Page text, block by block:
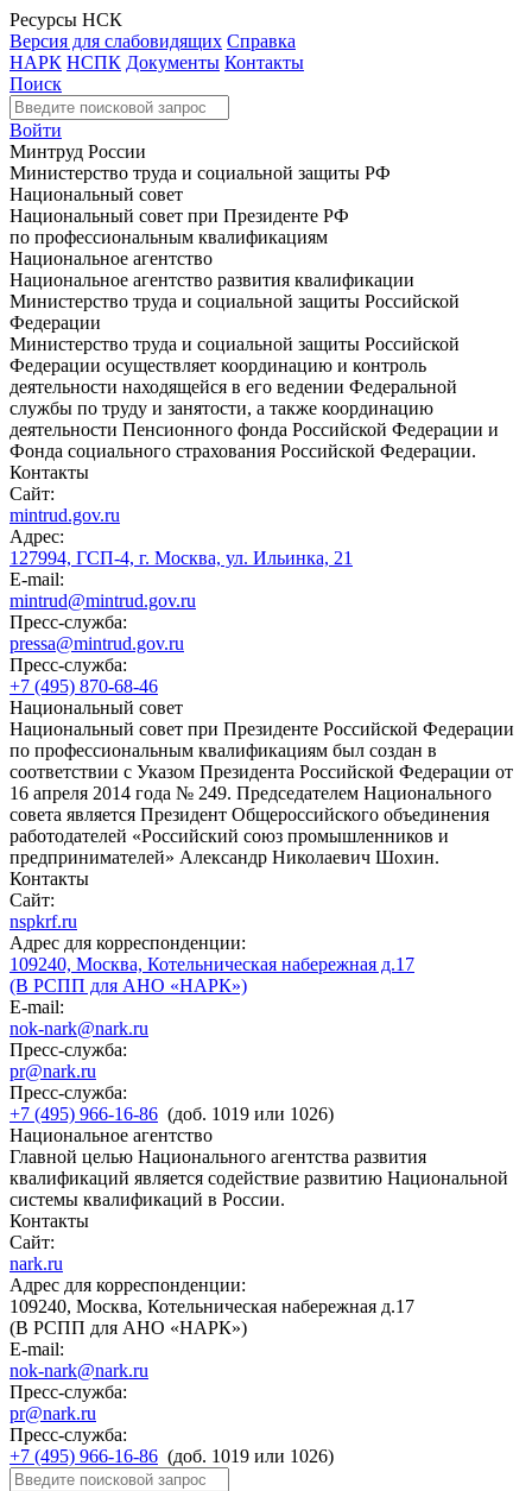
Ресурсы НСК
Версия для слабовидящих Справка
НАРК НСПК Документы Контакты
Поиск
Войти
Минтруд России
Министерство труда и социальной защиты РФ
Национальный совет
Национальный совет при Президенте РФ
по профессиональным квалификациям
Национальное агентство
Национальное агентство развития квалификации
Министерство труда и социальной защиты Российской
Федерации
Министерство труда и социальной защиты Российской
Федерации осуществляет координацию и контроль
деятельности находящейся в его ведении Федеральной
службы по труду и занятости, а также координацию
деятельности Пенсионного фонда Российской Федерации и
Фонда социального страхования Российской Федерации.
Контакты
Сайт:
mintrud.gov.ru
Адрес:
127994, ГСП-4, г. Москва, ул. Ильинка, 21
E-mail:
mintrud@mintrud.gov.ru
Пресс-служба:
pressa@mintrud.gov.ru
Пресс-служба:
+7 (495) 870-68-46
Национальный совет
Национальный совет при Президенте Российской Федерации
по профессиональным квалификациям был создан в
соответствии с Указом Президента Российской Федерации от
16 апреля 2014 года № 249. Председателем Национального
совета является Президент Общероссийского объединения
работодателей «Российский союз промышленников и
предпринимателей» Александр Николаевич Шохин.
Контакты
Сайт:
nspkrf.ru
Адрес для корреспонденции:
109240, Москва, Котельническая набережная д.17
(В РСПП для АНО «НАРК»)
E-mail:
nok-nark@nark.ru
Пресс-служба:
pr@nark.ru
Пресс-служба:
+7 (495) 966-16-86 (доб. 1019 или 1026)
Национальное агентство
Главной целью Национального агентства развития
квалификаций является содействие развитию Национальной
системы квалификаций в России.
Контакты
Сайт:
nark.ru
Адрес для корреспонденции:
109240, Москва, Котельническая набережная д.17
(В РСПП для АНО «НАРК»)
E-mail:
nok-nark@nark.ru
Пресс-служба:
pr@nark.ru
Пресс-служба:
+7 (495) 966-16-86 (доб. 1019 или 1026)